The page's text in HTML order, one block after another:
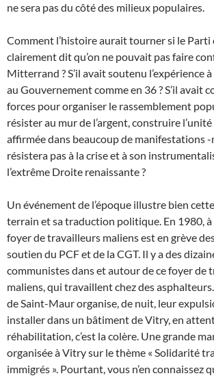
ne sera pas du côté des milieux populaires.
Comment l’histoire aurait tourner si le
clairement dit qu’on ne pouvait pas faire
Mitterrand ? S’il avait soutenu l’expérience
au Gouvernement comme en 36 ? S’il avait
forces pour organiser le rassemblement
résister au mur de l’argent, construire
affirmée dans beaucoup de manifestations -
résistera pas à la crise et à son
l’extrême Droite renaissante ?
Un événement de l’époque illustre bien
terrain et sa traduction politique. En 1980,
foyer de travailleurs maliens est en grève
soutien du PCF et de la CGT. Il y a des
communistes dans et autour de ce foyer de
maliens, qui travaillent chez des
de Saint-Maur organise, de nuit, leur
installer dans un bâtiment de Vitry, en
réhabilitation, c’est la colère. Une grande
organisée à Vitry sur le thème « Solidarité
immigrés ». Pourtant, vous n’en connaissez